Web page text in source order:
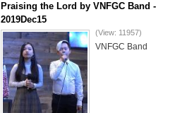
Praising the Lord by VNFGC Band -
2019Dec15
(View: 11957)
VNFGC Band